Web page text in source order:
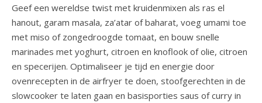
Geef een wereldse twist met kruidenmixen als ras el
hanout, garam masala, za’atar of baharat, voeg umami toe
met miso of zongedroogde tomaat, en bouw snelle
marinades met yoghurt, citroen en knoflook of olie, citroen
en specerijen. Optimaliseer je tijd en energie door
ovenrecepten in de airfryer te doen, stoofgerechten in de
slowcooker te laten gaan en basisporties saus of curry in